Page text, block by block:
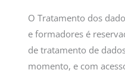
O Tratamento dos
e formadores é
de tratamento de
momento, e com